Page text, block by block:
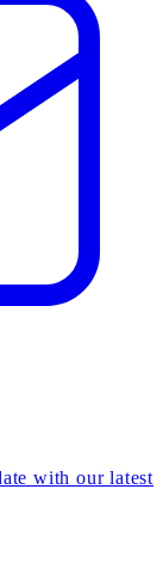
with our latest